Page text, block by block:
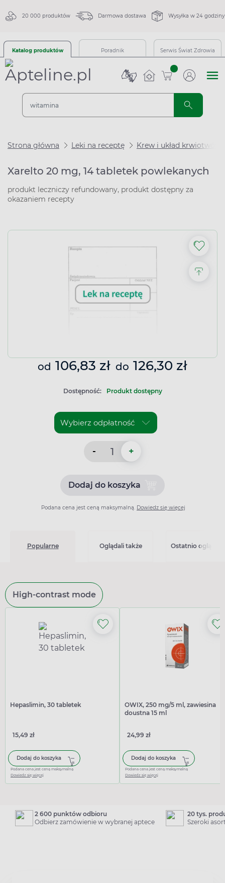
20 000 produktów Darmowa dostawa Wysyłka w 24 godziny
Katalog produktów Poradnik Serwis Świat Zdrowia
sztuk
Strona główna Leki na receptę Krew i układ
Xarelto 20 mg, 14 tabletek powlekanych
produkt leczniczy refundowany, produkt dostępny za
okazaniem recepty
od 106,83 zł do 126,30 zł
Dostępność: Produkt dostępny
- +
Dodaj do koszykaDodaj do koszyka Xarelto
Podana cena jest ceną maksymalną. Dowiedz się więcej
Popularne Oglądali także Ostatnio
High-contrast mode
Hepaslimin, 30 tabletek
15,49 zł
Dodaj do koszyka
Podana cena jest ceną maksymalną
Dowiedz się więcej
OWIX, 250 mg/5 ml, zawiesina
doustna 15 ml
24,99 zł
Dodaj do koszyka
Podana cena jest ceną maksymalną
Dowiedz się więcej
2 600 punktów odbioru
Odbierz zamówienie w wybranej aptece
20 tys.
Szeroki